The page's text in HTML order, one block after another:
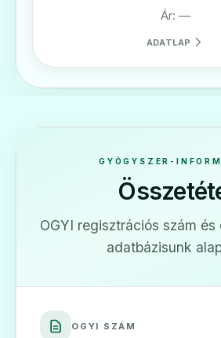
Ár: —
ADATLAP
GYÓGYSZER-
OGYI regisztrációs szám
adatbázisunk
OGYI SZÁM